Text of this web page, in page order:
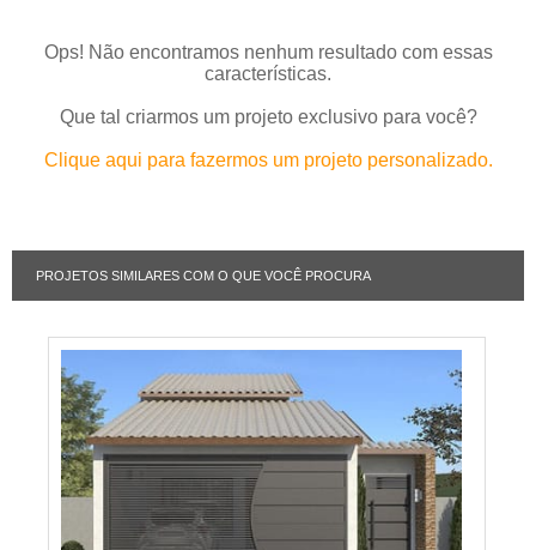
Ops! Não encontramos nenhum resultado com essas
características.
Que tal criarmos um projeto exclusivo para você?
Clique aqui para fazermos um projeto personalizado.
PROJETOS SIMILARES COM O QUE VOCÊ PROCURA